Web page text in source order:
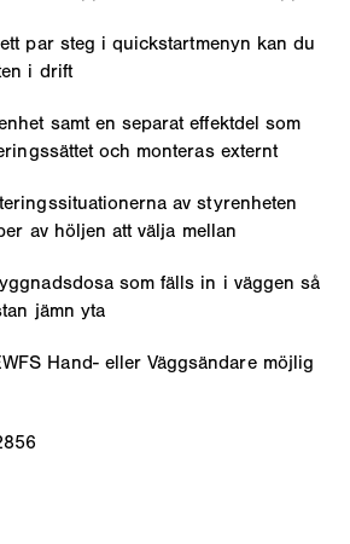
par steg i quickstartmenyn kan du
i drift
samt en separat effektdel som
och monteras externt
av styrenheten
av höljen att välja mellan
som fälls in i väggen så
jämn yta
Hand- eller Väggsändare möjlig